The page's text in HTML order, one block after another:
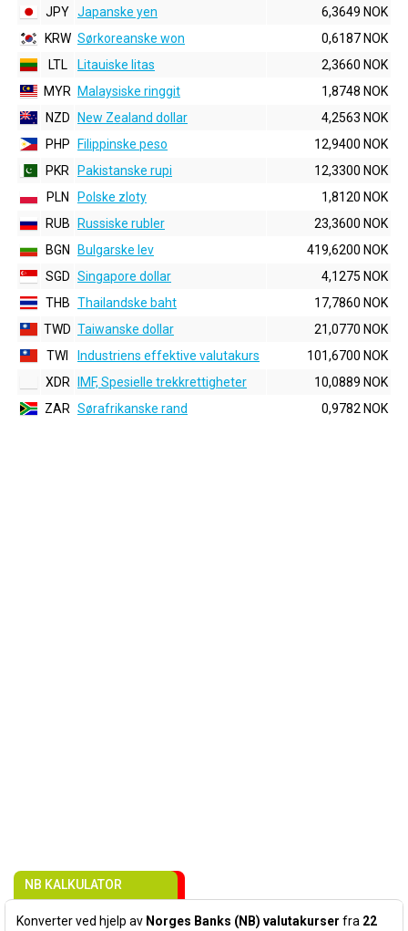
JPY Japanske yen
6,3649 NOK
KRW Sørkoreanske won
0,6187 NOK
LTL
Litauiske litas
2,3660 NOK
MYR
Malaysiske ringgit
1,8748 NOK
NZD
New Zealand dollar
4,2563 NOK
PHP
Filippinske peso
12,9400 NOK
PKR
Pakistanske rupi
12,3300 NOK
PLN
Polske zloty
1,8120 NOK
RUB
Russiske rubler
23,3600 NOK
BGN
Bulgarske lev
419,6200 NOK
SGD Singapore dollar
4,1275 NOK
THB Thailandske baht
17,7860 NOK
TWD Taiwanske dollar
21,0770 NOK
TWI
Industriens effektive valutakurs
101,6700 NOK
XDR
IMF, Spesielle trekkrettigheter
10,0889 NOK
ZAR Sørafrikanske rand 0,9782 NOK
NB KALKULATOR
Konverter ved hjelp av Norges Banks (NB) valutakurser fra 22